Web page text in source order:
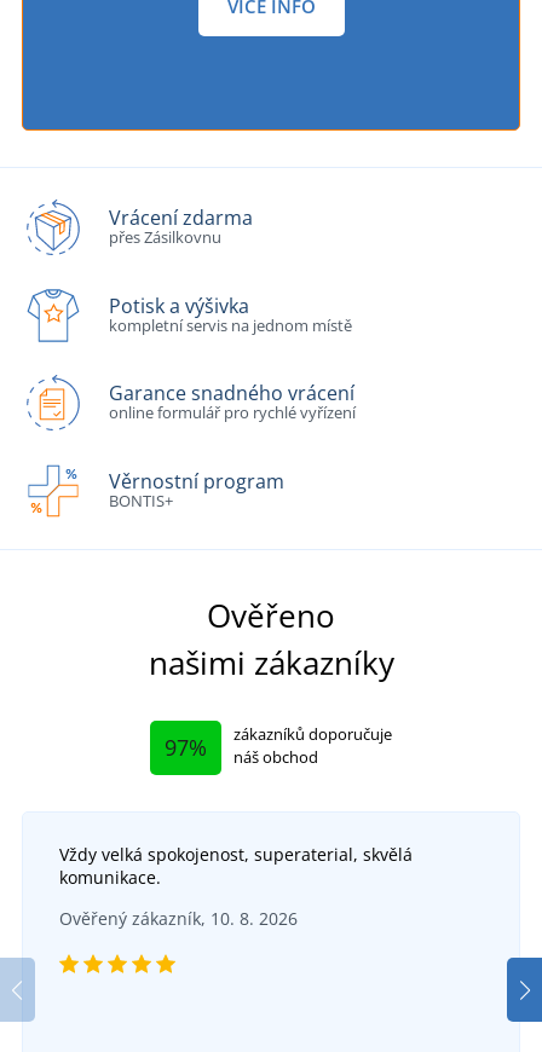
VÍCE INFO
Vrácení zdarma
přes Zásilkovnu
Potisk a výšivka
kompletní servis na jednom místě
Garance snadného vrácení
online formulář pro rychlé vyřízení
Věrnostní program
BONTIS+
Ověřeno
našimi zákazníky
97%
zákazníků doporučuje
náš obchod
Vždy velká spokojenost, superaterial, skvělá
komunikace.
Ověřený zákazník, 10. 8. 2026